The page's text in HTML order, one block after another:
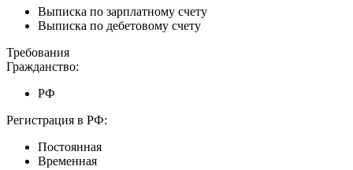
Выписка по зарплатному счету
Выписка по дебетовому счету
Требования
Гражданство:
РФ
Регистрация в РФ:
Постоянная
Временная